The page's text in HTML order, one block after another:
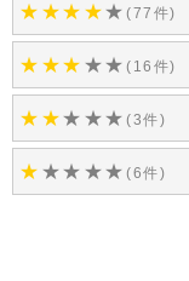
★ ★★ ★★(77件)
★ ★★ ★★(16件)
★ ★★ ★★(3件)
★ ★★ ★★(6件)